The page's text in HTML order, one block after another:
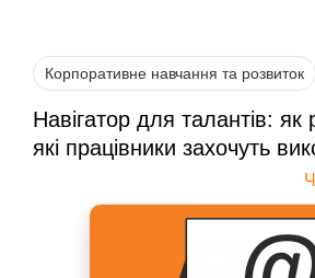
Корпоративне навчання та розвиток
Навігатор для талантів: як
які працівники захочуть
Всі статті